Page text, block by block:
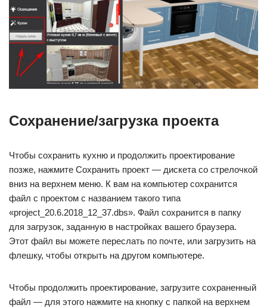
Сохранение/загрузка проекта
Чтобы сохранить кухню и продолжить проектирование
позже, нажмите Сохранить проект — дискета со стрелочкой
вниз на верхнем меню. К вам на компьютер сохранится
файл с проектом с названием такого типа
«project_20.6.2018_12_37.dbs». Файл сохранится в папку
для загрузок, заданную в настройках вашего браузера.
Этот файл вы можете переслать по почте, или загрузить на
флешку, чтобы открыть на другом компьютере.
Чтобы продолжить проектирование, загрузите сохраненный
файл — для этого нажмите на кнопку с папкой на верхнем